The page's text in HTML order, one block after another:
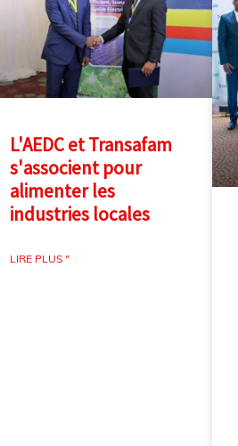
L'AEDC et Transafam
s'associent pour
alimenter les
industries locales
LIRE PLUS "